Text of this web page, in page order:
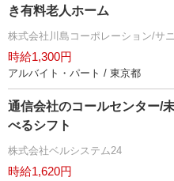
き有料老人ホーム
株式会社川島コーポレーション/サ
時給1,300円
アルバイト・パート / 東京都
通信会社のコールセンター/
べるシフト
株式会社ベルシステム24
時給1,620円